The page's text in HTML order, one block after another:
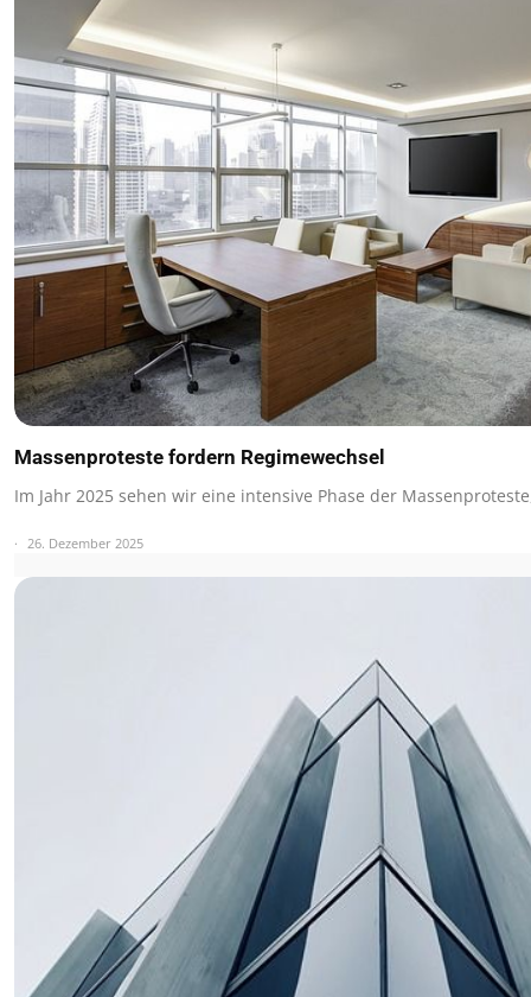
Massenproteste fordern Regimewechsel
Im Jahr 2025 sehen wir eine intensive Phase der
26. Dezember 2025